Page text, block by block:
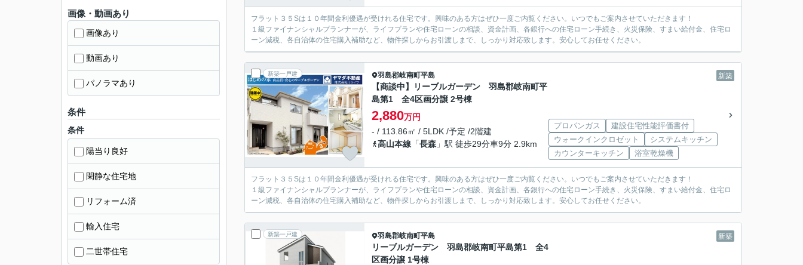
フラット３５Sは１０年間金利優遇が受けれる住宅です。興味のある方はぜひ一度ご内覧ください。いつでもご案内させていただきます！
１級ファイナンシャルプランナーが、ライフプランや住宅ローンの相談、資金計画、各銀行への住宅ローン手続き、火災保険、すまい給付金、住宅ロ
ーン減税、各自治体の住宅購入補助など、物件探しからお引渡しまで、しっかり対応致します。安心してお任せください。
新築一戸建 新築
羽島郡岐南町平島
【商談中】リーブルガーデン 羽島郡岐南町平
島第1 全4区画分譲 2号棟
2,880万円
- / 113.86㎡ / 5LDK /予定 /2階建
高山本線 「長森 」駅 徒歩29分車9分 2.9km
プロパンガス
建設住宅性能評価書付
ウォークインクロゼット
システムキッチン
カウンターキッチン
浴室乾燥機
フラット３５Sは１０年間金利優遇が受けれる住宅です。興味のある方はぜひ一度ご内覧ください。いつでもご案内させていただきます！
１級ファイナンシャルプランナーが、ライフプランや住宅ローンの相談、資金計画、各銀行への住宅ローン手続き、火災保険、すまい給付金、住宅ロ
ーン減税、各自治体の住宅購入補助など、物件探しからお引渡しまで、しっかり対応致します。安心してお任せください。
新築一戸建 新築
羽島郡岐南町平島
リーブルガーデン 羽島郡岐南町平島第1 全4
区画分譲 1号棟
画像・動画あり
画像あり
動画あり
パノラマあり
条件
条件
陽当り良好
閑静な住宅地
リフォーム済
輸入住宅
二世帯住宅